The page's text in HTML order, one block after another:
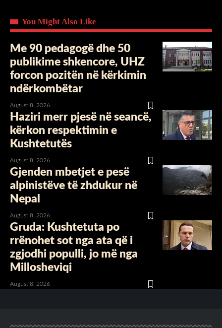
You Might Also Like
Me 90 pedagogë dhe 50
publikime shkencore, UHZ
forcon pozitën në kërkimin
ndërkombëtar
August 8, 2026
​Haziri merr pjesë në seancë,
kërkon respektimin e
Kushtetutës
August 8, 2026
Gjenden mbetjet e pesë
alpinistëve të zhdukur në
Nepal
August 8, 2026
Gruda: Kushtetuta po
rrënohet sot nga ata që i
zgjodhi populli, jo më nga
Millosheviqi
August 8, 2026